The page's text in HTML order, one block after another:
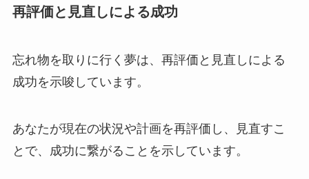
再評価と見直しによる成功
忘れ物を取りに行く夢は、再評価と見直しによる
成功を示唆しています。
あなたが現在の状況や計画を再評価し、見直すこ
とで、成功に繋がることを示しています。